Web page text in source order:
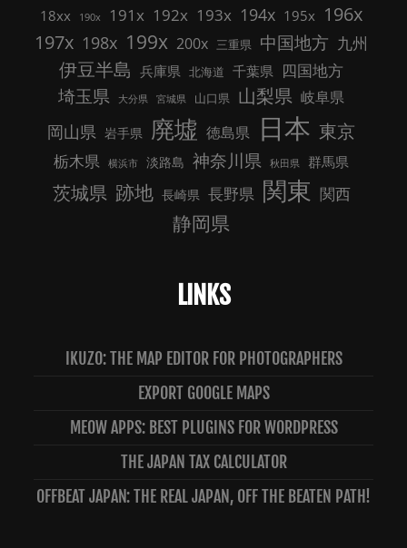
18xx 190x 191x 192x 193x 194x 195x 196x
197x 198x 199x 200x 三重県 中国地方 九州
伊豆半島 兵庫県 北海道 千葉県 四国地方
埼玉県 大分県 宮城県 山口県 山梨県 岐阜県
岡山県 岩手県 廃墟 徳島県 日本 東京
栃木県 横浜市 淡路島 神奈川県 秋田県 群馬県
茨城県 跡地 長崎県 長野県 関東 関西
静岡県
LINKS
IKUZO: THE MAP EDITOR FOR PHOTOGRAPHERS
EXPORT GOOGLE MAPS
MEOW APPS: BEST PLUGINS FOR WORDPRESS
THE JAPAN TAX CALCULATOR
OFFBEAT JAPAN: THE REAL JAPAN, OFF THE BEATEN PATH!